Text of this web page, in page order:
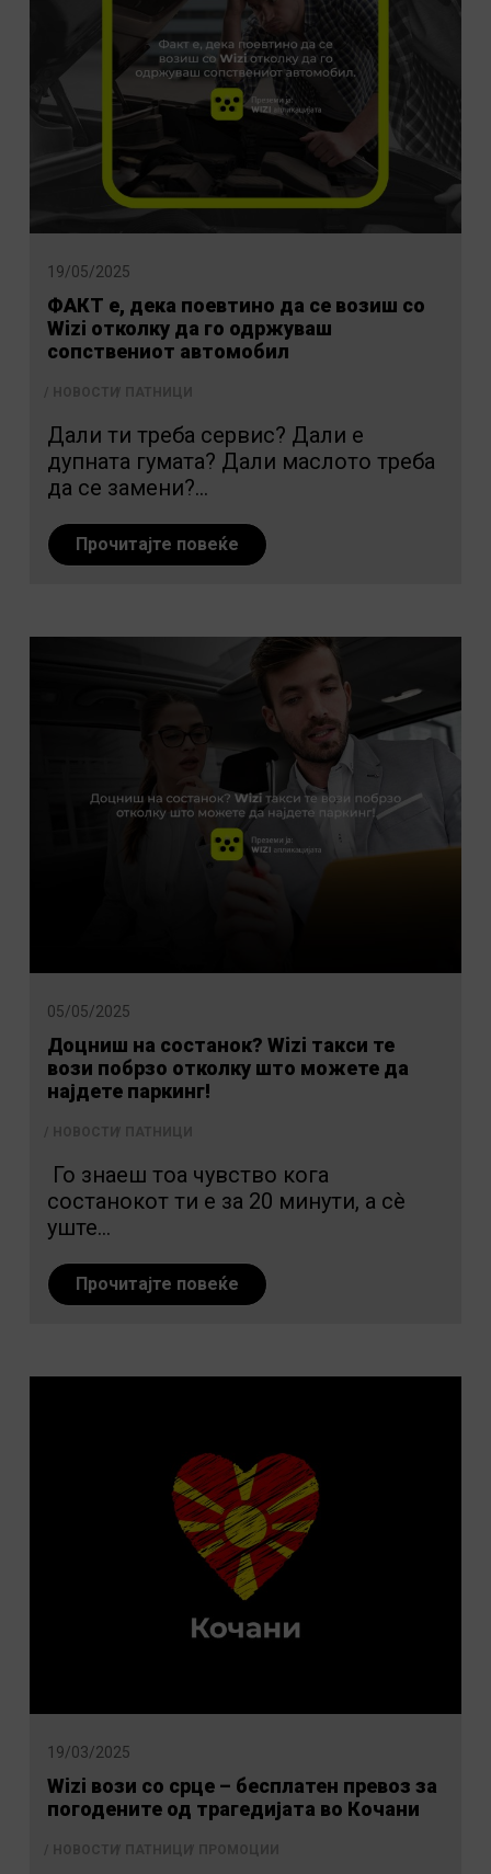
19/05/2025
ФАКТ е, дека поевтино да се возиш со
Wizi отколку да го одржуваш
сопствениот автомобил
НОВОСТИ
Дали ти треба сервис? Дали е
дупната гумата? Дали маслото треба
да се замени?...
Прочитајте повеќе
05/05/2025
Доцниш на состанок? Wizi такси те
вози побрзо отколку што можете да
најдете паркинг!
Го знаеш тоа чувство кога
состанокот ти е за 20 минути, а сè
уште...
Прочитајте повеќе
19/03/2025
Wizi вози со срце – бесплатен превоз за
погодените од трагедијата во Кочани